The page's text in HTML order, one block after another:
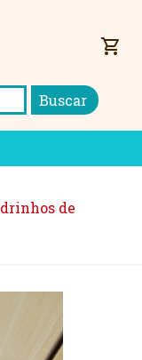
shopping_cart
de